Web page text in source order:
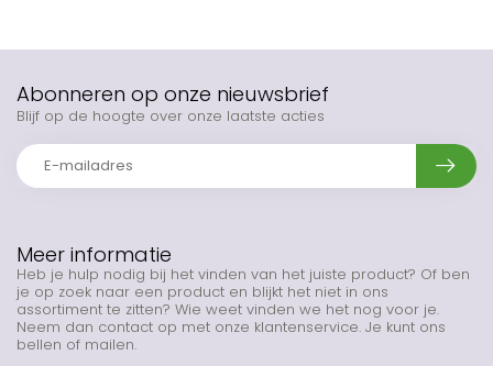
Meer informatie
Heb je hulp nodig bij het vinden van het juiste product? Of ben
je op zoek naar een product en blijkt het niet in ons
assortiment te zitten? Wie weet vinden we het nog voor je.
Neem dan contact op met onze klantenservice. Je kunt ons
bellen of mailen.
Abonneren op onze nieuwsbrief
Blijf op de hoogte over onze laatste acties